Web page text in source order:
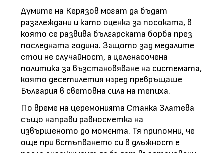
Думите на Керязов могат да бъдат
разглеждани и като оценка за посоката, в
която се развива българската борба през
последната година. Защото зад медалите
стои не случайност, а целенасочена
политика за възстановяване на системата,
която десетилетия наред превръщаше
България в световна сила на тепиха.
По време на церемонията Станка Златева
също направи равносметка на
извършеното до момента. Тя припомни, че
още при встъпването си в длъжност е